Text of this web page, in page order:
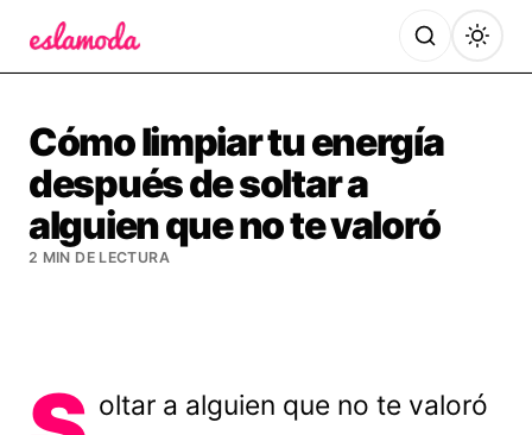
Cómo limpiar tu energía
después de soltar a
alguien que no te valoró
2 MIN DE LECTURA
oltar a alguien que no te valoró